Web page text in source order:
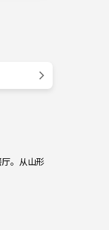
。从山形